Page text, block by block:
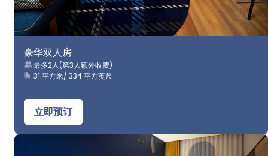
豪华双人房
最多2人(第3人额外收费)
31 平方米/ 334 平方英尺
立即预订